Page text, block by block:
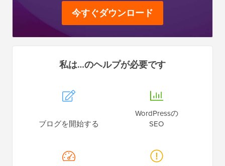
今すぐダウンロード
私は…のヘルプが必要です
ブログを開始する
WordPressの
SEO